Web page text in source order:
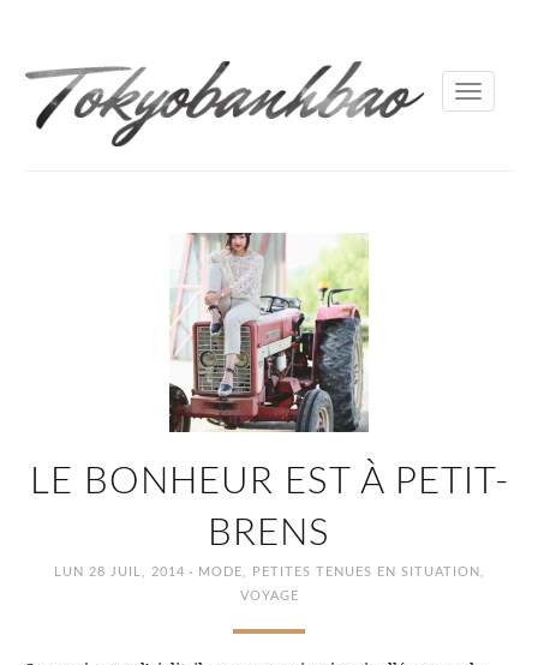
Toggle
LE BONHEUR EST À PETIT-
BRENS
LUN 28 JUIL, 2014 · MODE, PETITES TENUES EN SITUATION ,
VOYAGE